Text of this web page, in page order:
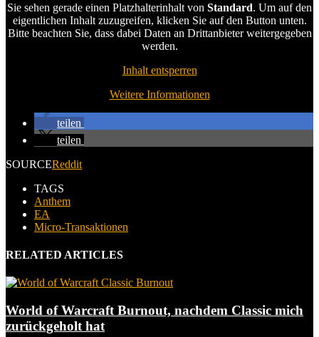
Sie sehen gerade einen Platzhalterinhalt von Standard. Um auf den
eigentlichen Inhalt zuzugreifen, klicken Sie auf den Button unten.
Bitte beachten Sie, dass dabei Daten an Drittanbieter weitergegeben
werden.
Inhalt entsperren
Weitere Informationen
teilen
teilen
SOURCEReddit
TAGS
Anthem
EA
Micro-Transaktionen
RELATED ARTICLES
World of Warcraft Burnout, nachdem Classic mich
zurückgeholt hat